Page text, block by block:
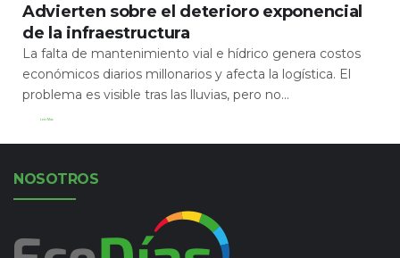
Advierten sobre el deterioro exponencial
de la infraestructura
La falta de mantenimiento vial e hídrico genera costos
económicos diarios millonarios y afecta la logística. El
problema es visible tras las lluvias, pero no...
Leer Más
NOSOTROS